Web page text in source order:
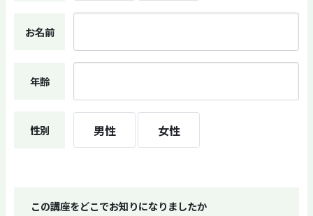
お名前
年齢
性別 男性 女性
この講座をどこでお知りになりましたか